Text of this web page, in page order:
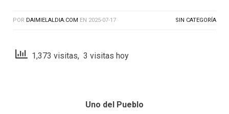
POR DAIMIELALDIA.COM EN 2025-07-17 SIN CATEGORÍA
1,373 visitas, 3 visitas hoy
Uno del Pueblo